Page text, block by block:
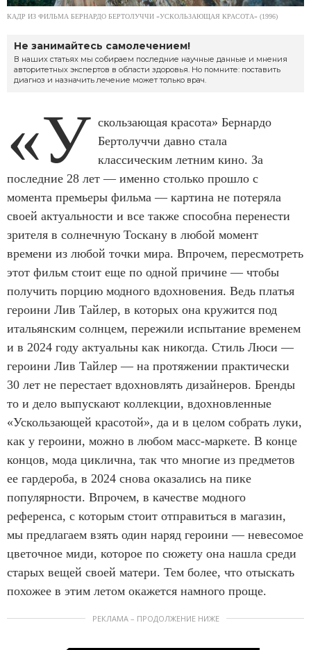
КАДР ИЗ ФИЛЬМА БЕРНАРДО БЕРТОЛУЧЧИ «УСКОЛЬЗАЮЩАЯ КРАСОТА» (1996)
Не занимайтесь самолечением!
В наших статьях мы собираем последние научные данные и мнения
авторитетных экспертов в области здоровья. Но помните: поставить
диагноз и назначить лечение может только врач.
«У скользающая красота» Бернардо
Бертолуччи давно стала
классическим летним кино. За
последние 28 лет — именно столько прошло с
момента премьеры фильма — картина не потеряла
своей актуальности и все также способна перенести
зрителя в солнечную Тоскану в любой момент
времени из любой точки мира. Впрочем, пересмотреть
этот фильм стоит еще по одной причине — чтобы
получить порцию модного вдохновения. Ведь платья
героини Лив Тайлер, в которых она кружится под
итальянским солнцем, пережили испытание временем
и в 2024 году актуальны как никогда. Стиль Люси —
героини Лив Тайлер — на протяжении практически
30 лет не перестает вдохновлять дизайнеров. Бренды
то и дело выпускают коллекции, вдохновленные
«Ускользающей красотой», да и в целом собрать луки,
как у героини, можно в любом масс-маркете. В конце
концов, мода циклична, так что многие из предметов
ее гардероба, в 2024 снова оказались на пике
популярности. Впрочем, в качестве модного
референса, с которым стоит отправиться в магазин,
мы предлагаем взять один наряд героини — невесомое
цветочное миди, которое по сюжету она нашла среди
старых вещей своей матери. Тем более, что отыскать
похожее в этим летом окажется намного проще.
РЕКЛАМА – ПРОДОЛЖЕНИЕ НИЖЕ